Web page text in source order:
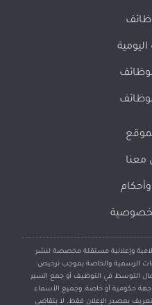
معنا
وإعلانية مستقلة مخصصة لنشر
الرسمية والخاصة بموجب ترخيص
التوسط في التوظيف أو جمع السير
جهة حكومية أو خاصة، وجميع الأسماء
بمصدر الإعلان فقط. لا يتقاضى